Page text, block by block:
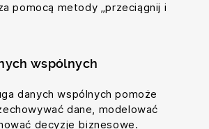
pomocą metody „przeciągnij i
wspólnych
danych wspólnych pomoże
dane, modelować
decyzje biznesowe.